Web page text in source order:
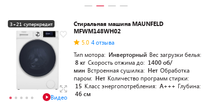
3+21 суперкредит
Видео
Стиральная машина MAUNFELD
MFWM148WH02
5.0 4 отзыва
Тип мотора: Инверторный Вес загрузки белья:
8 кг Скорость отжима до: 1400 об/
мин Встроенная сушилка: Нет Обработка
паром: Нет Количество программ стирки:
15 Класс энергопотребления: A+++ Глубина:
46 см